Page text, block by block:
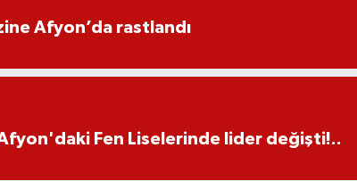
Afyon’da rastlandı
Afyon'daki Fen Liselerinde lider değişti!..